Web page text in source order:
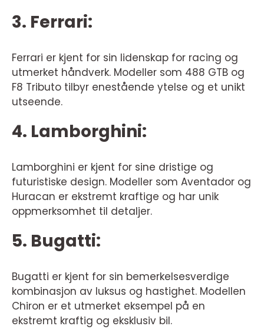
3. Ferrari:
Ferrari er kjent for sin lidenskap for racing og
utmerket håndverk. Modeller som 488 GTB og
F8 Tributo tilbyr enestående ytelse og et unikt
utseende.
4. Lamborghini:
Lamborghini er kjent for sine dristige og
futuristiske design. Modeller som Aventador og
Huracan er ekstremt kraftige og har unik
oppmerksomhet til detaljer.
5. Bugatti:
Bugatti er kjent for sin bemerkelsesverdige
kombinasjon av luksus og hastighet. Modellen
Chiron er et utmerket eksempel på en
ekstremt kraftig og eksklusiv bil.